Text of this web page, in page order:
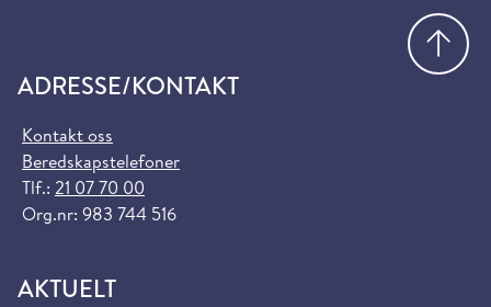
ADRESSE/KONTAKT
Kontakt oss
Beredskapstelefoner
Tlf.: 21 07 70 00
Org.nr: 983 744 516
AKTUELT